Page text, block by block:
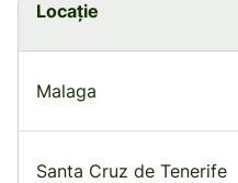
Locație
Malaga
Santa Cruz de Tenerife